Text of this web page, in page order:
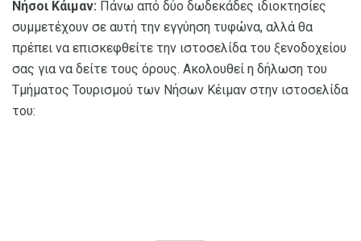
Νήσοι Κάιμαν: Πάνω από δύο δωδεκάδες ιδιοκτησίες
συμμετέχουν σε αυτή την εγγύηση τυφώνα, αλλά θα
πρέπει να επισκεφθείτε την ιστοσελίδα του ξενοδοχείου
σας για να δείτε τους όρους. Ακολουθεί η δήλωση του
Τμήματος Τουρισμού των Νήσων Κέιμαν στην ιστοσελίδα
του: